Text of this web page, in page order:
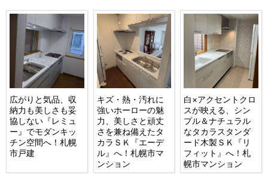
広がりと気品、収
納力も美しさも妥
協しない『レミュ
ー』でモダンキッ
チン空間へ！札幌
市戸建
キズ・熱・汚れに
強いホーローの魅
力、美しさと頑丈
さを兼ね備えたタ
カラＳＫ『エーデ
ル』へ！札幌市マ
ンション
白×アクセントクロ
スが映える、シン
プル＆ナチュラル
なタカラスタンダ
ード木製ＳＫ『リ
フィット』へ！札
幌市マンション